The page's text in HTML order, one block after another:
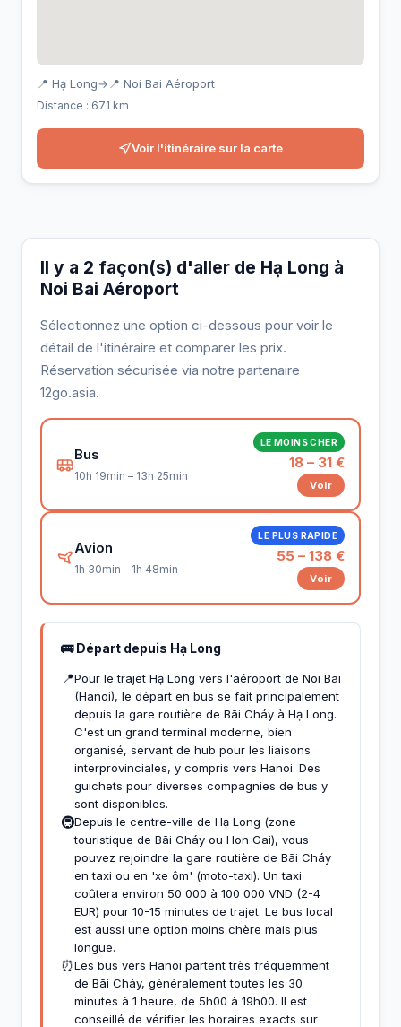
📍 Hạ Long→ 📍 Noi Bai Aéroport
Distance : 671 km
Voir l'itinéraire sur la carte
Il y a 2 façon(s) d'aller de Hạ Long à
Noi Bai Aéroport
Sélectionnez une option ci-dessous pour voir le
détail de l'itinéraire et comparer les prix.
Réservation sécurisée via notre partenaire
12go.asia.
Bus
10h 19min – 13h 25min
LE MOINS CHER
18 – 31 €
Voir
Avion
1h 30min – 1h 48min
LE PLUS RAPIDE
55 – 138 €
Voir
🚌 Départ depuis Hạ Long
📍Pour le trajet Hạ Long vers l'aéroport de Noi Bai
(Hanoi), le départ en bus se fait principalement
depuis la gare routière de Bãi Cháy à Hạ Long.
C'est un grand terminal moderne, bien
organisé, servant de hub pour les liaisons
interprovinciales, y compris vers Hanoi. Des
guichets pour diverses compagnies de bus y
sont disponibles.
🚇Depuis le centre-ville de Hạ Long (zone
touristique de Bãi Cháy ou Hon Gai), vous
pouvez rejoindre la gare routière de Bãi Cháy
en taxi ou en 'xe ôm' (moto-taxi). Un taxi
coûtera environ 50 000 à 100 000 VND (2-4
EUR) pour 10-15 minutes de trajet. Le bus local
est aussi une option moins chère mais plus
longue.
⏰Les bus vers Hanoi partent très fréquemment
de Bãi Cháy, généralement toutes les 30
minutes à 1 heure, de 5h00 à 19h00. Il est
conseillé de vérifier les horaires exacts sur